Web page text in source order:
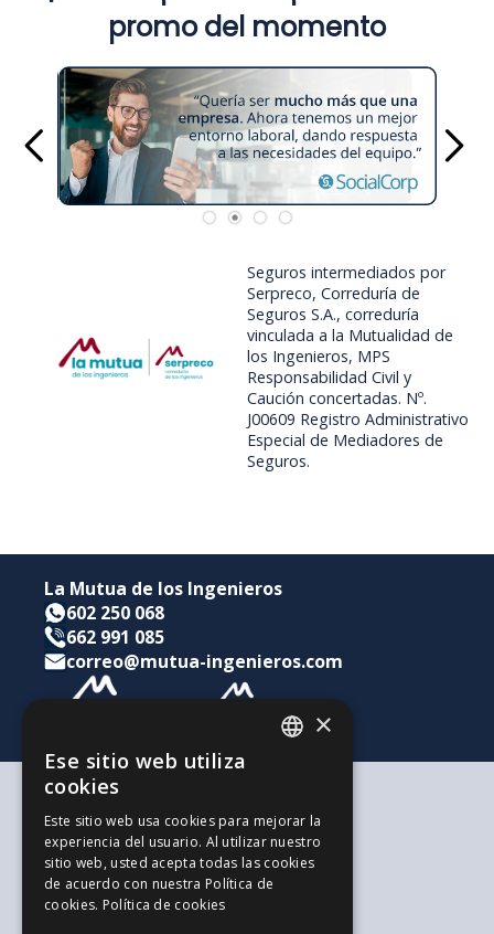
promo del momento
Seguros intermediados por
Serpreco, Correduría de
Seguros S.A., correduría
vinculada a la Mutualidad de
los Ingenieros, MPS
Responsabilidad Civil y
Caución concertadas. Nº.
J00609 Registro Administrativo
Especial de Mediadores de
Seguros.
La Mutua de los Ingenieros
602 250 068
662 991 085
correo@mutua-ingenieros.com
Según tus necesidades
Para ti y tu familia
Para tus ahorros e inversiones
Para tu empresa
La alternativa a los Autónomos
ENGLISH
×
Ese sitio web utiliza
cookies
Este sitio web usa cookies para mejorar la
experiencia del usuario. Al utilizar nuestro
sitio web, usted acepta todas las cookies
de acuerdo con nuestra Política de
cookies. Política de cookies